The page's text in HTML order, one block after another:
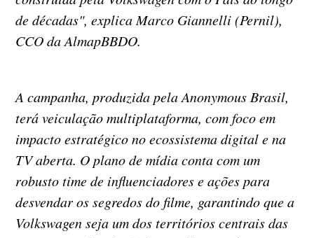
de décadas", explica Marco Giannelli (Pernil),
CCO da AlmapBBDO.
A campanha, produzida pela Anonymous Brasil,
terá veiculação multiplataforma, com foco em
impacto estratégico no ecossistema digital e na
TV aberta. O plano de mídia conta com um
robusto time de influenciadores e ações para
desvendar os segredos do filme, garantindo que a
Volkswagen seja um dos territórios centrais das